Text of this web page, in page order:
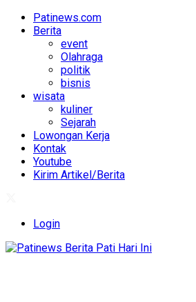
Patinews.com
Berita
event
Olahraga
politik
bisnis
wisata
kuliner
Sejarah
Lowongan Kerja
Kontak
Youtube
Kirim Artikel/Berita
Login